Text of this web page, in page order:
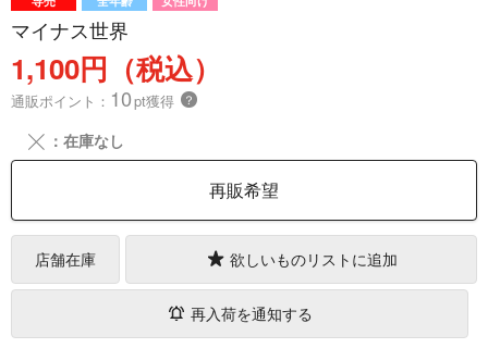
マイナス世界
1,100円（税込）
通販ポイント： 10pt獲得 ？
╳ ：在庫なし
再販希望
店舗在庫 欲しいものリストに追加
再入荷を通知する